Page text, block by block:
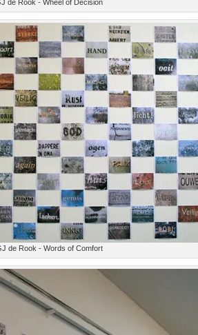
de Rook - Wheel of Decision
de Rook - Words of Comfort